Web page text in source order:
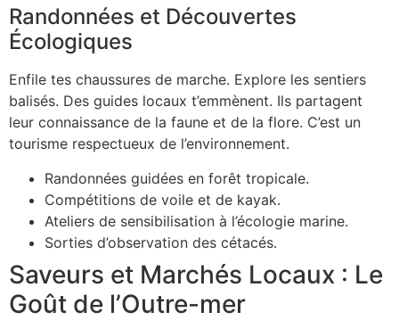
Randonnées et Découvertes
Écologiques
Enfile tes chaussures de marche. Explore les sentiers
balisés. Des guides locaux t’emmènent. Ils partagent
leur connaissance de la faune et de la flore. C’est un
tourisme respectueux de l’environnement.
Randonnées guidées en forêt tropicale.
Compétitions de voile et de kayak.
Ateliers de sensibilisation à l’écologie marine.
Sorties d’observation des cétacés.
Saveurs et Marchés Locaux : Le
Goût de l’Outre-mer